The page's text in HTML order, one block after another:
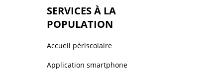
SERVICES À LA
POPULATION
Accueil périscolaire
Application smartphone